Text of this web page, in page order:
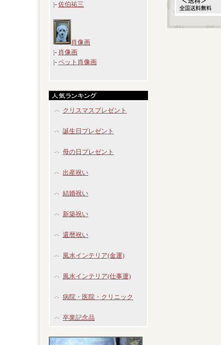
|- 佐伯祐三
肖像画
|- 肖像画
|- ペット肖像画
クリスマスプレゼント
誕生日プレゼント
母の日プレゼント
出産祝い
結婚祝い
新築祝い
還暦祝い
風水インテリア(金運)
風水インテリア(仕事運)
病院・医院・クリニック
卒業記念品